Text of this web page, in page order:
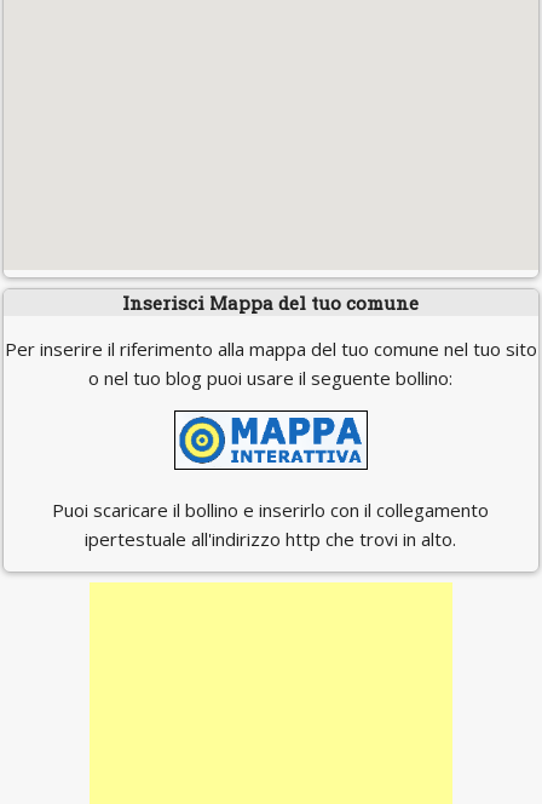
Inserisci Mappa del tuo comune
Per inserire il riferimento alla mappa del tuo comune nel tuo sito
o nel tuo blog puoi usare il seguente bollino:
Puoi scaricare il bollino e inserirlo con il collegamento
ipertestuale all'indirizzo http che trovi in alto.